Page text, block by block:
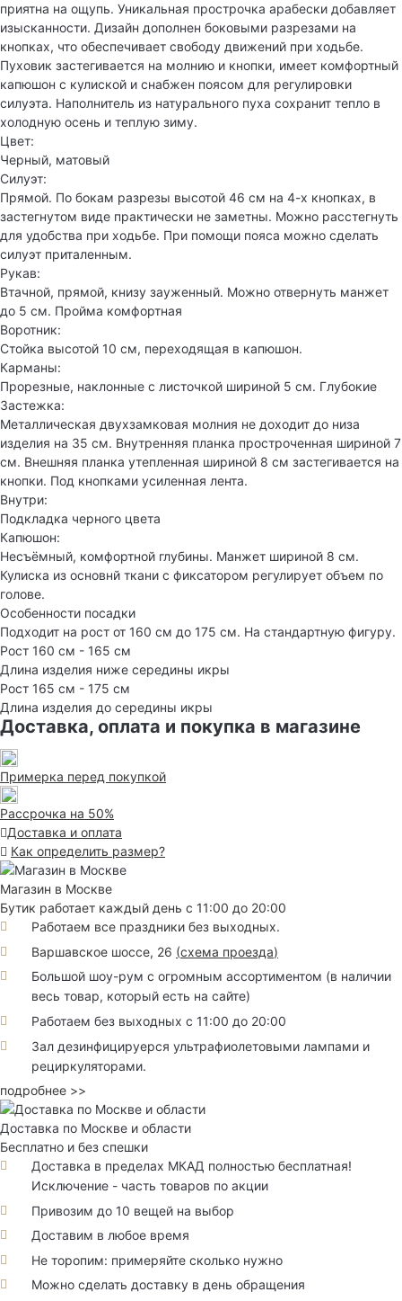
приятна на ощупь. Уникальная прострочка арабески добавляет
изысканности. Дизайн дополнен боковыми разрезами на
кнопках, что обеспечивает свободу движений при ходьбе.
Пуховик застегивается на молнию и кнопки, имеет комфортный
капюшон с кулиской и снабжен поясом для регулировки
силуэта. Наполнитель из натурального пуха сохранит тепло в
холодную осень и теплую зиму.
Цвет:
Черный, матовый
Силуэт:
Прямой. По бокам разрезы высотой 46 см на 4-х кнопках, в
застегнутом виде практически не заметны. Можно расстегнуть
для удобства при ходьбе. При помощи пояса можно сделать
силуэт приталенным.
Рукав:
Втачной, прямой, книзу зауженный. Можно отвернуть манжет
до 5 см. Пройма комфортная
Воротник:
Стойка высотой 10 см, переходящая в капюшон.
Карманы:
Прорезные, наклонные с листочкой шириной 5 см. Глубокие
Застежка:
Металлическая двухзамковая молния не доходит до низа
изделия на 35 см. Внутренняя планка простроченная шириной 7
см. Внешняя планка утепленная шириной 8 см застегивается на
кнопки. Под кнопками усиленная лента.
Внутри:
Подкладка черного цвета
Капюшон:
Несъёмный, комфортной глубины. Манжет шириной 8 см.
Кулиска из основнй ткани с фиксатором регулирует объем по
голове.
Особенности посадки
Подходит на рост от 160 см до 175 см. На стандартную фигуру.
Рост 160 см - 165 см
Длина изделия ниже середины икры
Рост 165 см - 175 см
Длина изделия до середины икры
Доставка, оплата и покупка в магазине
Примерка перед покупкой
Рассрочка на 50%
Доставка и оплата
Как определить размер?
Магазин в Москве
Бутик работает каждый день с 11:00 до 20:00
Работаем все праздники без выходных.
Варшавское шоссе, 26 (схема проезда)
Большой шоу-рум с огромным ассортиментом (в наличии
весь товар, который есть на сайте)
Работаем без выходных с 11:00 до 20:00
Зал дезинфицируерся ультрафиолетовыми лампами и
рециркуляторами.
подробнее >>
Доставка по Москве и области
Бесплатно и без спешки
Доставка в пределах МКАД полностью бесплатная!
Исключение - часть товаров по акции
Привозим до 10 вещей на выбор
Доставим в любое время
Не торопим: примеряйте сколько нужно
Можно сделать доставку в день обращения